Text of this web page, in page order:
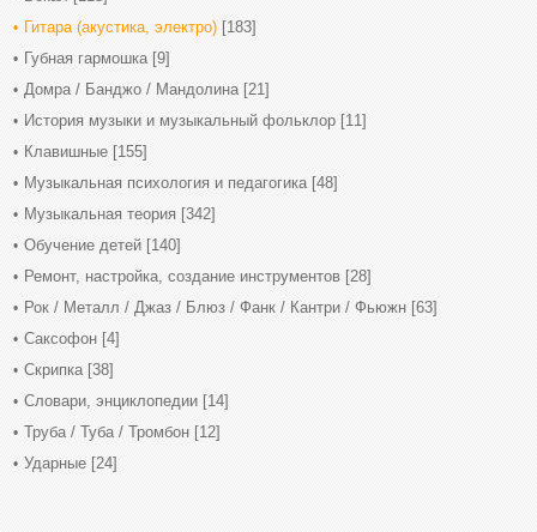
Гитара (акустика, электро) [183]
Губная гармошка [9]
Домра / Банджо / Мандолина [21]
История музыки и музыкальный фольклор [11]
Клавишные [155]
Музыкальная психология и педагогика [48]
Музыкальная теория [342]
Обучение детей [140]
Ремонт, настройка, создание инструментов [28]
Рок / Металл / Джаз / Блюз / Фанк / Кантри / Фьюжн [63]
Саксофон [4]
Скрипка [38]
Словари, энциклопедии [14]
Труба / Туба / Тромбон [12]
Ударные [24]